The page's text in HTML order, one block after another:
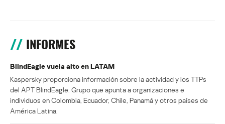
INFORMES
BlindEagle vuela alto en LATAM
Kaspersky proporciona información sobre la actividad y los TTPs
del APT BlindEagle. Grupo que apunta a organizaciones e
individuos en Colombia, Ecuador, Chile, Panamá y otros países de
América Latina.